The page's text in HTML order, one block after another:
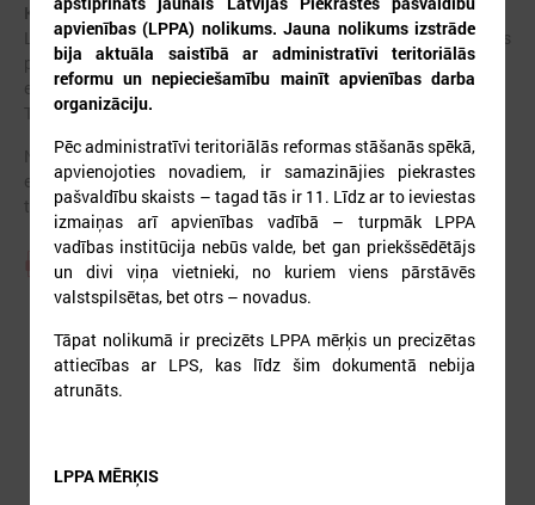
Kontakti un vadība:
LPPA priekšsēdisNormunds Līcis(Saulkrastu novada domes
priekšsēdētājs)
e-pasts:normunds.licis@saulkrasti.lv
Tālrunis: 27854444
No LPS puses LPPA darbu koordinē padomnieceSandra Bērziņa
e-pasts: sandra.berzina@lps.lv
tālrunis: 67226536
Piekrastes pašvaldību apvienības nolikums
apvienības (LPPA) nolikums. Jauna nolikums izstrāde
bija aktuāla saistībā ar administratīvi teritoriālās
reformu un nepieciešamību mainīt apvienības darba
organizāciju.
Pēc administratīvi teritoriālās reformas stāšanās spēkā,
apvienojoties novadiem, ir samazinājies piekrastes
pašvaldību skaists – tagad tās ir 11. Līdz ar to ieviestas
izmaiņas arī apvienības vadībā – turpmāk LPPA
vadības institūcija nebūs valde, bet gan priekšsēdētājs
un divi viņa vietnieki, no kuriem viens pārstāvēs
valstspilsētas, bet otrs – novadus.
Tāpat nolikumā ir precizēts LPPA mērķis un precizētas
attiecības ar LPS, kas līdz šim dokumentā nebija
atrunāts.
LPPA MĒRĶIS